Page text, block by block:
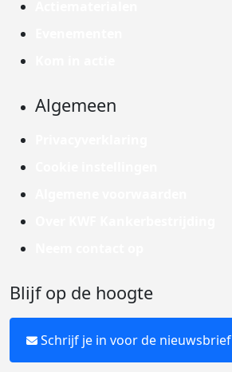
Algemeen
Blijf op de hoogte
Schrijf je in voor de nieuwsbrief